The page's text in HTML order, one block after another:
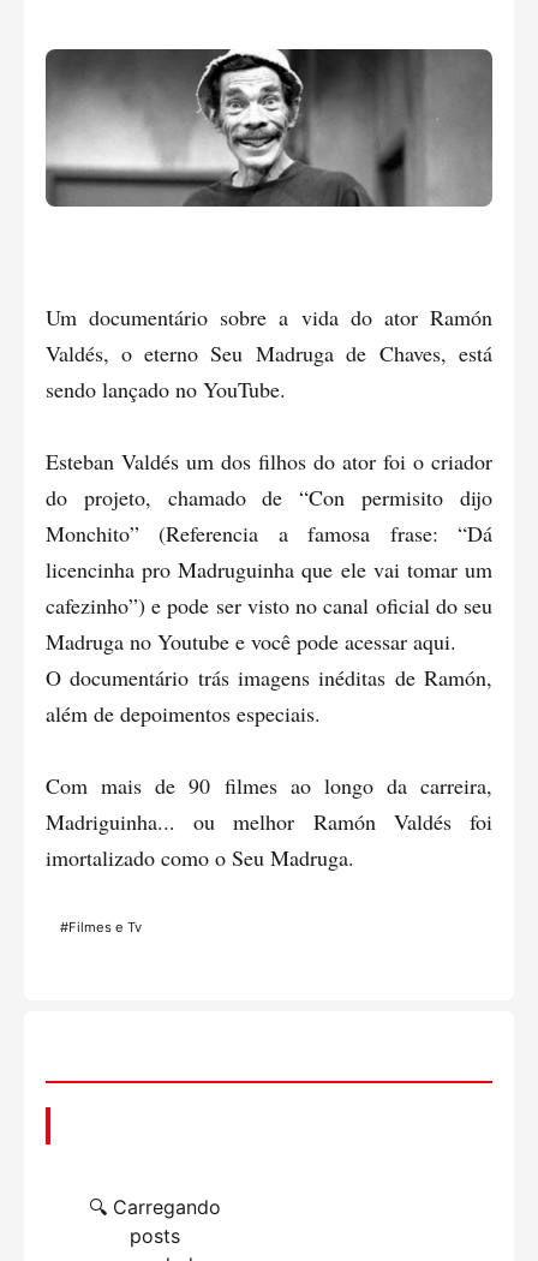
Um documentário sobre a vida do ator Ramón
Valdés, o eterno Seu Madruga de Chaves, está
sendo lançado no YouTube.
Esteban Valdés um dos filhos do ator foi o criador
do projeto, chamado de “Con permisito dijo
Monchito” (Referencia a famosa frase: “Dá
licencinha pro Madruguinha que ele vai tomar um
cafezinho”) e pode ser visto no canal oficial do seu
Madruga no Youtube e você pode acessar aqui.
O documentário trás imagens inéditas de Ramón,
além de depoimentos especiais.
Com mais de 90 filmes ao longo da carreira,
Madriguinha... ou melhor Ramón Valdés foi
imortalizado como o Seu Madruga.
#Filmes e Tv
🔍 Carregando
posts